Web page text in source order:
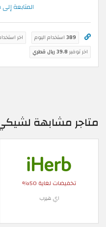
المتابعة
389 استخدام اليوم اخر
اخر توفير 39.8 ريال قطري
متاجر مشابهة
تخفيضات لغاية 50%
اي هيرب